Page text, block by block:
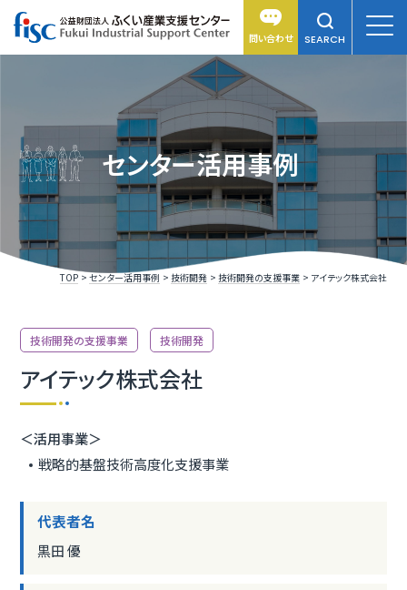
問い合わせ SEARCH
センター活用事例
TOP センター活用事例 技術開発 技術開発の支援事業 アイテック株式会社
技術開発の支援事業 技術開発
アイテック株式会社
＜活用事業＞
戦略的基盤技術高度化支援事業
代表者名
黒田 優